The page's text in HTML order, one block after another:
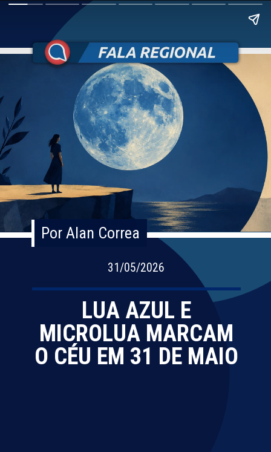
31/05/2026
Por Alan Correa
Por Alan Correa
LUA AZUL E
MICROLUA MARCAM
O CÉU EM 31 DE MAIO